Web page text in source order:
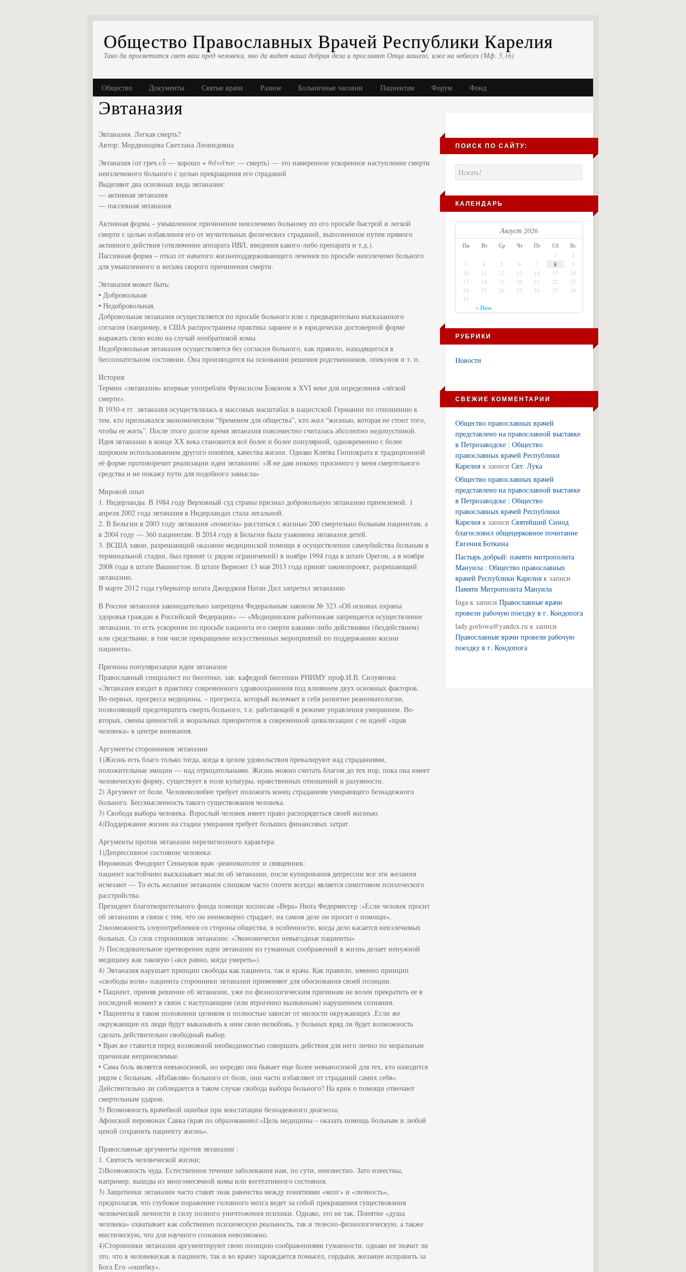
Общество Православных Врачей Республики Карелия
Тако да просветится свет ваш пред человеки, яко да видят ваша добрая дела и прославят Отца вашего, иже на небесех (Мф. 5,16)
Общество Документы Святые врачи Разное Больничные часовни Пациентам Форум Фонд
Эвтаназия
Эвтаназия. Легкая смерть?
Автор: Мордвинцева Светлана Леонидовна
Эвтаназия (от греч.εὖ — хорошо + θάνᾰτος — смерть) — это намеренное ускоренное наступление смерти
неизлечимого больного с целью прекращения его страданий
Выделяют два основных вида эвтаназии:
— активная эвтаназия
— пассивная эвтаназия
Активная форма – умышленное причинение неизлечимо больному по его просьбе быстрой и легкой
смерти с целью избавления его от мучительных физических страданий, выполненное путем прямого
активного действия (отключение аппарата ИВЛ, введения какого-либо препарата и т.д.).
Пассивная форма – отказ от начатого жизнеподдерживающего лечения по просьбе неизлечимо больного
для умышленного и весьма скорого причинения смерти.
Эвтаназия может быть:
• Добровольная
• Недобровольная.
Добровольная эвтаназия осуществляется по просьбе больного или с предварительно высказанного
согласия (например, в США распространена практика заранее и в юридически достоверной форме
выражать свою волю на случай необратимой комы.
Недобровольная эвтаназия осуществляется без согласия больного, как правило, находящегося в
бессознательном состоянии. Она производится на основании решения родственников, опекунов и т. п.
История
Термин «эвтаназия» впервые употреблён Фрэнсисом Бэконом в XVI веке для определения «лёгкой
смерти».
В 1930-е гг. эвтаназия осуществлялась в массовых масштабах в нацистской Германии по отношению к
тем, кто признавался экономическим “бременем для общества”, кто жил “жизнью, которая не стоит того,
чтобы ее жить”. После этого долгое время эвтаназия повсеместно считалась абсолютно недопустимой.
Идея эвтаназии в конце ХХ века становится всё более и более популярной, одновременно с более
широким использованием другого понятия, качества жизни. Однако Клятва Гиппократа в традиционной
её форме противоречит реализации идеи эвтаназии: «Я не дам никому просимого у меня смертельного
средства и не покажу пути для подобного замысла»
Мировой опыт
1. Нидерланды. В 1984 году Верховный суд страны признал добровольную эвтаназию приемлемой. 1
апреля 2002 года эвтаназия в Нидерландах стала легальной.
2. В Бельгии в 2003 году эвтаназия «помогла» расстаться с жизнью 200 смертельно больным пациентам, а
в 2004 году — 360 пациентам. В 2014 году в Бельгии была узаконена эвтаназия детей.
3. ВСША закон, разрешающий оказание медицинской помощи в осуществлении самоубийства больным в
терминальной стадии, был принят (с рядом ограничений) в ноябре 1994 года в штате Орегон, а в ноябре
2008 года в штате Вашингтон. В штате Вермонт 13 мая 2013 года принят законопроект, разрешающий
эвтаназию.
В марте 2012 года губернатор штата Джорджия Натан Дил запретил эвтаназию
В России эвтаназия законодательно запрещена Федеральным законом № 323 «Об основах охраны
здоровья граждан в Российской Федерации» — «Медицинским работникам запрещается осуществление
эвтаназии, то есть ускорение по просьбе пациента его смерти какими-либо действиями (бездействием)
или средствами, в том числе прекращение искусственных мероприятий по поддержанию жизни
пациента».
Причины популяризации идеи эвтаназии
Православный специалист по биоэтике, зав. кафедрой биоэтики РНИМУ проф.И.В. Силуянова:
«Эвтаназия входит в практику современного здравоохранения под влиянием двух основных факторов.
Во-первых, прогресса медицины, – прогресса, который включает в себя развитие реаниматологии,
позволяющей предотвратить смерть больного, т.е. работающей в режиме управления умиранием. Во-
вторых, смены ценностей и моральных приоритетов в современной цивилизации с ее идеей «прав
человека» в центре внимания.
Аргументы сторонников эвтаназии
1)Жизнь есть благо только тогда, когда в целом удовольствия превалируют над страданиями,
положительные эмоции — над отрицательными. Жизнь можно считать благом до тех пор, пока она имеет
человеческую форму, существует в поле культуры, нравственных отношений и разумности.
2) Аргумент от боли. Человеколюбие требует положить конец страданиям умирающего безнадежного
больного. Бессмысленность такого существования человека.
3) Свобода выбора человека. Взрослый человек имеет право распорядиться своей жизнью.
4)Поддержание жизни на стадии умирания требует больших финансовых затрат.
Аргументы против эвтаназии нерелигиозного характера:
1)Депрессивное состояние человека:
Иеромонах Феодорит Сеньчуков врач -реаниматолог и священник:
пациент настойчиво высказывает мысли об эвтаназии, после купирования депрессии все эти желания
исчезают — То есть желание эвтаназии слишком часто (почти всегда) является симптомом психического
расстройства.
Президент благотворительного фонда помощи хосписам «Вера» Нюта Федермессер :«Если человек просит
об эвтаназии в связи с тем, что он неимоверно страдает, на самом деле он просит о помощи».
2)возможность злоупотребления со стороны общества, в особенности, когда дело касается неизлечимых
больных. Со слов сторонников эвтаназии: «Экономически невыгодные пациенты»
3) Последовательное претворение идеи эвтаназии из гуманных соображений в жизнь делает ненужной
медицину как таковую («все равно, когда умереть»).
4) Эвтаназия нарушает принцип свободы как пациента, так и врача. Как правило, именно принцип
«свободы воли» пациента сторонники эвтаназии применяют для обоснования своей позиции.
• Пациент, приняв решение об эвтаназии, уже по физиологическим причинам не волен прекратить ее в
последний момент в связи с наступающим (или ятрогенно вызванным) нарушением сознания.
• Пациенты в таком положении целиком и полностью зависят от милости окружающих .Если же
окружающие их люди будут выказывать к ним свою нелюбовь, у больных вряд ли будет возможность
сделать действительно свободный выбор.
• Врач же ставится перед возможной необходимостью совершать действия для него лично по моральным
причинам неприемлемые.
• Сама боль является невыносимой, но нередко она бывает еще более невыносимой для тех, кто находится
рядом с больным. «Избавляя» больного от боли, они часто избавляют от страданий самих себя».
Действительно ли соблюдается в таком случае свобода выбора больного? На крик о помощи отвечают
смертельным ударом.
5) Возможность врачебной ошибки при констатации безнадежного диагноза;
Афонский иеромонах Савва (врач по образованию):«Цель медицины – оказать помощь больным и любой
ценой сохранить пациенту жизнь».
Православные аргументы против эвтаназии :
1. Святость человеческой жизни;
2)Возможность чуда. Естественное течение заболевания нам, по сути, неизвестно. Зато известны,
например, выходы из многомесячной комы или вегетативного состояния.
3) Защитники эвтаназии часто ставят знак равенства между понятиями «мозг» и «личность»,
предполагая, что глубокое поражение головного мозга ведет за собой прекращения существования
человеческой личности в силу полного уничтожения психики. Однако, это не так. Понятие «душа
человека» охватывает как собственно психическую реальность, так и телесно-физиологическую, а также
мистическую, что для научного сознания невозможно.
4)Сторонники эвтаназии аргументируют свою позицию соображениями гуманности, однако не значит ли
это, что в человеке(как в пациенте, так и во враче) зарождается помысел, гордыня, желание исправить за
Бога Его «ошибку».
ПОИСК ПО САЙТУ:
КАЛЕНДАРЬ
Август 2026
Пн Вт Ср Чт Пт Сб Вс
« Июн
1
2
3
4 5 6 7 8
9
10
11 12 13 14 15
16
17
18 19 20 21 22
23
24
25 26 27 28 29
30
31
РУБРИКИ
Новости
СВЕЖИЕ КОММЕНТАРИИ
Общество православных врачей
представлено на православной выставке
в Петрозаводске : Общество
православных врачей Республики
Карелия к записи Свт. Лука
Общество православных врачей
представлено на православной выставке
в Петрозаводске : Общество
православных врачей Республики
Карелия к записи Святейший Синод
благословил общецерковное почитание
Евгения Боткина
Пастырь добрый: памяти митрополита
Мануила : Общество православных
врачей Республики Карелия к записи
Памяти Митрополита Мануила
Inga к записи Православные врачи
провели рабочую поездку в г. Кондопога
lady.gorlowa@yandex.ru к записи
Православные врачи провели рабочую
поездку в г. Кондопога